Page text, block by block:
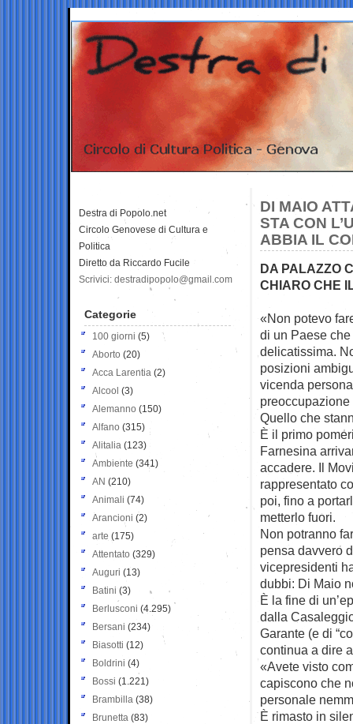
DI MAIO
STA CON
ABBIA IL
DA PALAZZO
CHIARO CHE
«Non potevo
di un Paese
delicatissima.
posizioni
vicenda
Quello che
È il primo
Farnesina
accadere. Il
rappresentato
poi, fino a
metterlo fuori.
Non potranno
pensa davvero
vicepresidenti
dubbi: Di Maio
È la fine di
dalla
Garante (e di
continua a dire
«Avete visto
capiscono che
personale
È rimasto in
Destra di Popolo.net
Circolo Genovese di Cultura e
Politica
Diretto da Riccardo Fucile
Scrivici: destradipopolo@gmail.com
Categorie
100 giorni (5)
Aborto (20)
Acca Larentia (2)
Alcool (3)
Alemanno (150)
Alfano (315)
Alitalia (123)
Ambiente (341)
AN (210)
Animali (74)
Arancioni (2)
arte (175)
Attentato (329)
Auguri (13)
Batini (3)
Berlusconi (4.295)
Bersani (234)
Biasotti (12)
Boldrini (4)
Bossi (1.221)
Brambilla (38)
Brunetta (83)